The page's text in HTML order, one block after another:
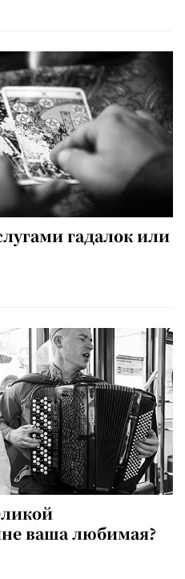
гадалок или
ваша любимая?